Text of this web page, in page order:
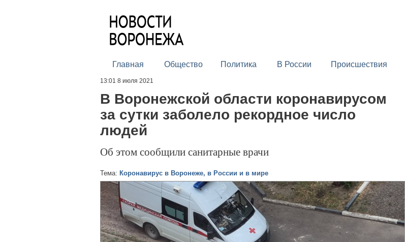
Главная Общество Политика В России Происшествия
13:01 8 июля 2021
В Воронежской области коронавирусом
за сутки заболело рекордное число
людей
Об этом сообщили санитарные врачи
Тема: Коронавирус в Воронеже, в России и в мире